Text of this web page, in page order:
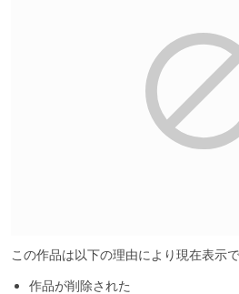
この作品は以下の理由により現在表示で
作品が削除された